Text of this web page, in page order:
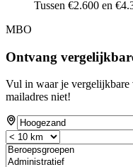
Tussen €2.600 en
MBO
Ontvang
Vul in waar je vergelijkbare
mailadres niet!